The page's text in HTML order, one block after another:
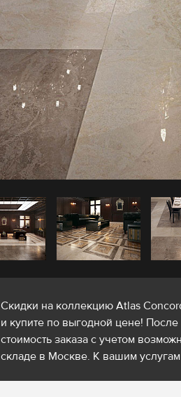
Скидки на коллекцию Atlas
и купите по выгодной цене!
стоимость заказа с учетом
складе в Москве. К вашим услугам